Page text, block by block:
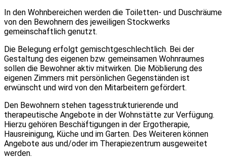
In den Wohnbereichen werden die Toiletten- und Duschräume
von den Bewohnern des jeweiligen Stockwerks
gemeinschaftlich genutzt.
Die Belegung erfolgt gemischtgeschlechtlich. Bei der
Gestaltung des eigenen bzw. gemeinsamen Wohnraumes
sollen die Bewohner aktiv mitwirken. Die Möblierung des
eigenen Zimmers mit persönlichen Gegenständen ist
erwünscht und wird von den Mitarbeitern gefördert.
Den Bewohnern stehen tagesstrukturierende und
therapeutische Angebote in der Wohnstätte zur Verfügung.
Hierzu gehören Beschäftigungen in der Ergotherapie,
Hausreinigung, Küche und im Garten. Des Weiteren können
Angebote aus und/oder im Therapiezentrum ausgeweitet
werden.